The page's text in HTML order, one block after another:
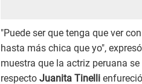
"Puede ser que tenga que ver
hasta más chica que yo", expresó
muestra que la actriz peruana
respecto Juanita Tinelli